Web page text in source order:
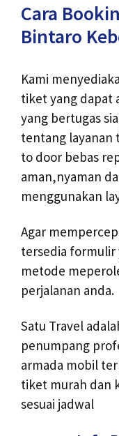
Cara
Bintaro
Kami
tiket yang dapat
yang bertugas
tentang layanan
to door bebas
aman,nyaman
menggunakan
Agar
tersedia formulir
metode
perjalanan anda.
Satu Travel
penumpang
armada mobil
tiket murah dan
sesuai jadwal